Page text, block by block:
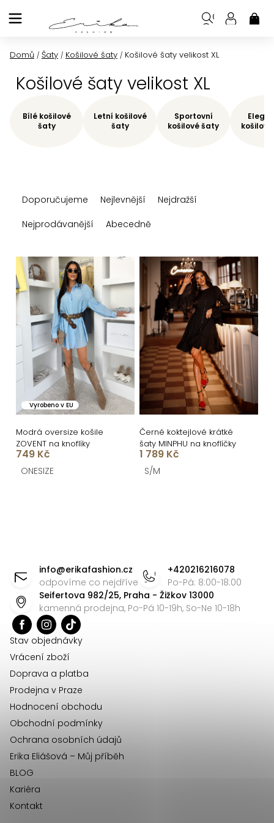
na
Domů / Šaty / Košilové šaty / Košilové šaty velikost XL
Košilové šaty velikost XL
Bílé košilové
šaty
Letní košilové
šaty
Sportovní
košilové šaty
a
n
í
p
r
o
d
u
t
ů
Doporučujeme Nejlevnější
Nejdražší
Nejprodávanější
Abecedně
V
ý
p
i
s
p
r
o
d
u
k
Vyrobeno v EU
Modrá oversize košile
ZOVENT na knoflíky
749 Kč
ONESIZE
Černé koktejlové krátké
šaty MINPHU na knoflíčky
1 789 Kč
S/M
a
c
í
info@erikafashion.cz
odpovíme co nejdříve
+420216216078
Po-Pá: 8:00-18:00
Seifertova 982/25, Praha - Žižkov 13000
kamenná prodejna, Po-Pá 10-19h, So-Ne 10-18h
Stav objednávky
Vrácení zboží
Doprava a platba
Prodejna v Praze
Hodnocení obchodu
Obchodní podmínky
Ochrana osobních údajů
Erika Eliášová – Můj příběh
BLOG
Kariéra
Kontakt